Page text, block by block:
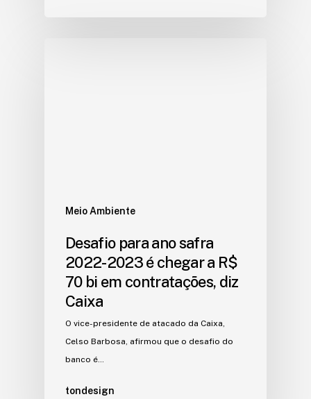
Meio Ambiente
Desafio para ano safra
2022-2023 é chegar a R$
70 bi em contratações, diz
Caixa
O vice-presidente de atacado da Caixa,
Celso Barbosa, afirmou que o desafio do
banco é…
tondesign